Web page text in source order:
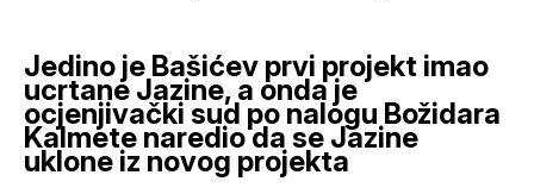
Jedino je Bašićev prvi projekt imao
ucrtane Jazine, a onda je
ocjenjivački sud po nalogu Božidara
Kalmete naredio da se Jazine
uklone iz novog projekta